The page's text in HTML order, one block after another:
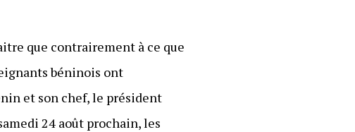
que contrairement à ce que
béninois ont
et son chef, le président
24 août prochain, les